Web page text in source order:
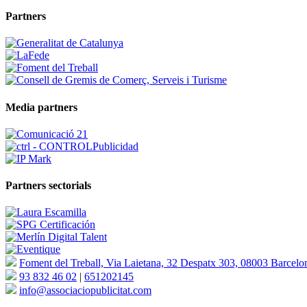
Partners
Media partners
Partners sectorials
Foment del Treball, Via Laietana, 32 Despatx 303, 08003
93 832 46 02
651202145
info@associaciopublicitat.com